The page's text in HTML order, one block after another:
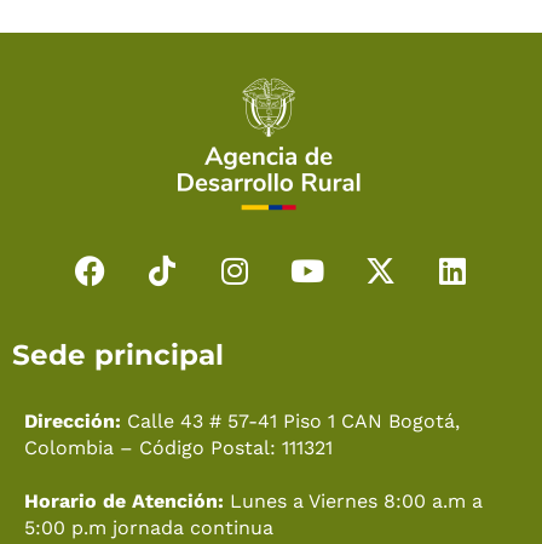
F
e
o
o
T
t
k
I
g
r
m
Y
b
e
X
t
r
L
d
Sede principal
Dirección: Calle 43 # 57-41 Piso 1 CAN Bogotá,
Colombia – Código Postal: 111321
Horario de Atención: Lunes a Viernes 8:00 a.m a
5:00 p.m jornada continua